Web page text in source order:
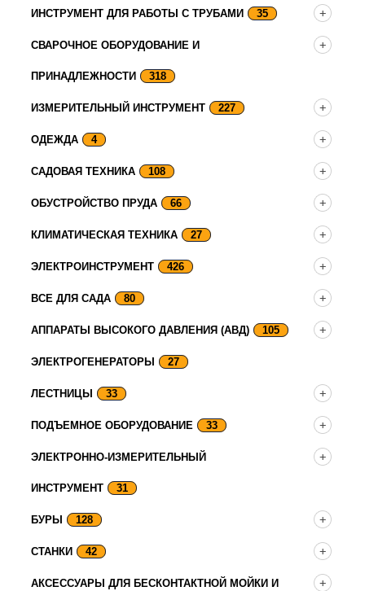
ИНСТРУМЕНТ ДЛЯ РАБОТЫ С ТРУБАМИ 35
СВАРОЧНОЕ ОБОРУДОВАНИЕ И
ПРИНАДЛЕЖНОСТИ 318
ИЗМЕРИТЕЛЬНЫЙ ИНСТРУМЕНТ 227
ОДЕЖДА 4
САДОВАЯ ТЕХНИКА 108
ОБУСТРОЙСТВО ПРУДА 66
КЛИМАТИЧЕСКАЯ ТЕХНИКА 27
ЭЛЕКТРОИНСТРУМЕНТ 426
ВСЕ ДЛЯ САДА 80
АППАРАТЫ ВЫСОКОГО ДАВЛЕНИЯ (АВД) 105
ЭЛЕКТРОГЕНЕРАТОРЫ 27
ЛЕСТНИЦЫ 33
ПОДЪЕМНОЕ ОБОРУДОВАНИЕ 33
ЭЛЕКТРОННО-ИЗМЕРИТЕЛЬНЫЙ
ИНСТРУМЕНТ 31
БУРЫ 128
СТАНКИ 42
АКСЕССУАРЫ ДЛЯ БЕСКОНТАКТНОЙ МОЙКИ И